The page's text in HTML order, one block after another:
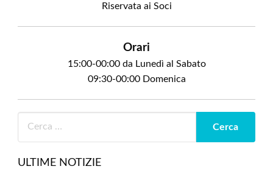
Riservata ai Soci
Orari
15:00-00:00 da Lunedì al Sabato
09:30-00:00 Domenica
ULTIME NOTIZIE